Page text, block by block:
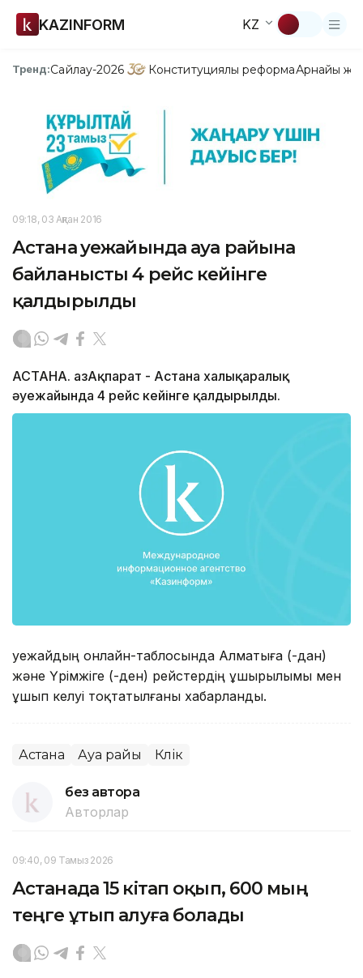
KAZINFORM KZ
Тренд:Сайлау-2026 Конституциялық реформаАрнайы
09:18, 03 Ақпан 2016
Астана әуежайында ауа райына
байланысты 4 рейс кейінге
қалдырылды
АСТАНА. ҚазАқпарат - Астана халықаралық
әуежайында 4 рейс кейінге қалдырылды.
Әуежайдың онлайн-таблосында Алматыға (-дан)
және Үрімжіге (-ден) рейстердің ұшырылымы мен
ұшып келуі тоқтатылғаны хабарланды.
Астана Ауа райы Көлік
без автора
Авторлар
09:40, 09 Тамыз 2026
Астанада 15 кітап оқып, 600 мың
теңге ұтып алуға болады